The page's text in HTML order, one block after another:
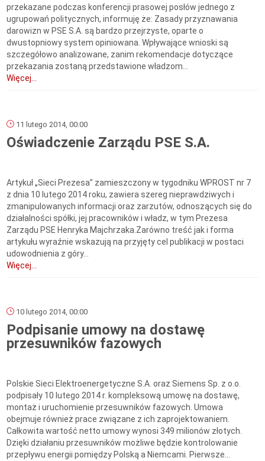
przekazane podczas konferencji prasowej posłów jednego z
ugrupowań politycznych, informuję że: Zasady przyznawania
darowizn w PSE S.A. są bardzo przejrzyste, oparte o
dwustopniowy system opiniowana. Wpływające wnioski są
szczegółowo analizowane, zanim rekomendacje dotyczące
przekazania zostaną przedstawione władzom...
Więcej...
11 lutego 2014, 00:00
Oświadczenie Zarządu PSE S.A.
Artykuł „Sieci Prezesa” zamieszczony w tygodniku WPROST nr 7
z dnia 10 lutego 2014 roku, zawiera szereg nieprawdziwych i
zmanipulowanych informacji oraz zarzutów, odnoszących się do
działalności spółki, jej pracowników i władz, w tym Prezesa
Zarządu PSE Henryka Majchrzaka.Zarówno treść jak i forma
artykułu wyraźnie wskazują na przyjęty cel publikacji w postaci
udowodnienia z góry...
Więcej...
10 lutego 2014, 00:00
Podpisanie umowy na dostawę
przesuwników fazowych
Polskie Sieci Elektroenergetyczne S.A. oraz Siemens Sp. z o.o.
podpisały 10 lutego 2014 r. kompleksową umowę na dostawę,
montaż i uruchomienie przesuwników fazowych. Umowa
obejmuje również prace związane z ich zaprojektowaniem.
Całkowita wartość netto umowy wynosi 349 milionów złotych.
Dzięki działaniu przesuwników możliwe będzie kontrolowanie
przepływu energii pomiędzy Polską a Niemcami. Pierwsze...